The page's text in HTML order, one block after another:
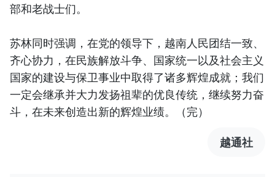
部和老战士们。
苏林同时强调，在党的领导下，越南人民团结一致、
齐心协力，在民族解放斗争、国家统一以及社会主义
国家的建设与保卫事业中取得了诸多辉煌成就；我们
一定会继承并大力发扬祖辈的优良传统，继续努力奋
斗，在未来创造出新的辉煌业绩。（完）
越通社